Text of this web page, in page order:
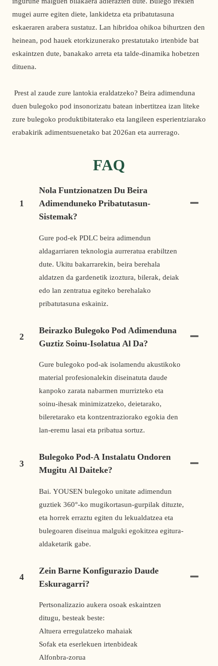
mugei aurre egiten diete, lankidetza eta pribatutasuna
eskaeraren arabera sustatuz. Lan hibridoa ohikoa bihurtzen den
heinean, pod hauek etorkizunerako prestatutako irtenbide bat
eskaintzen dute, banakako arreta eta talde-dinamika hobetzen
dituena.
duen bulegoko pod insonorizatu batean inbertitzea izan liteke
zure bulegoko produktibitaterako eta langileen esperientziarako
erabakirik adimentsuenetako bat 2026an eta aurrerago.
FAQ
1
Nola Funtzionatzen Du Beira
Adimenduneko Pribatutasun-
Sistemak?
Gure pod-ek PDLC beira adimendun
aldagarriaren teknologia aurreratua erabiltzen
dute. Ukitu bakarrarekin, beira berehala
aldatzen da gardenetik izoztura, bilerak, deiak
edo lan zentratua egiteko berehalako
pribatutasuna eskainiz.
2
Beirazko Bulegoko Pod Adimenduna
Guztiz Soinu-Isolatua Al Da?
Gure bulegoko pod-ak isolamendu akustikoko
material profesionalekin diseinatuta daude
kanpoko zarata nabarmen murrizteko eta
soinu-ihesak minimizatzeko, deietarako,
bileretarako eta kontzentraziorako egokia den
lan-eremu lasai eta pribatua sortuz.
3
Bulegoko Pod-A Instalatu Ondoren
Mugitu Al Daiteke?
Bai. YOUSEN bulegoko unitate adimendun
guztiek 360°-ko mugikortasun-gurpilak dituzte,
eta horrek erraztu egiten du lekualdatzea eta
bulegoaren diseinua malguki egokitzea egitura-
aldaketarik gabe.
4
Zein Barne Konfigurazio Daude
Eskuragarri?
Pertsonalizazio aukera osoak eskaintzen
ditugu, besteak beste:
Altuera erregulatzeko mahaiak
Sofak eta eserlekuen irtenbideak
Alfonbra-zorua